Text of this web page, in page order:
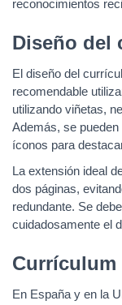
reconocimientos
Diseño del
El diseño del
recomendable
utilizando viñetas,
Además, se
íconos para
La extensión ideal
dos páginas,
redundante. Se
cuidadosamente el
Currículum
En España y en la